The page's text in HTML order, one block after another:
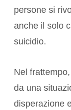
persone si
anche il solo
suicidio.
Nel
da una
disperazione